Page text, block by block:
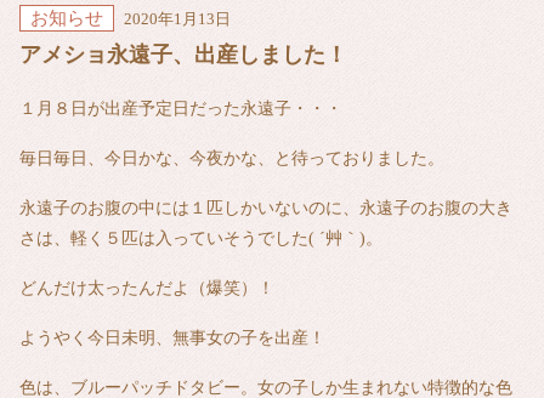
お知らせ 2020年1月13日
アメショ永遠子、出産しました！
１月８日が出産予定日だった永遠子・・・
毎日毎日、今日かな、今夜かな、と待っておりました。
永遠子のお腹の中には１匹しかいないのに、永遠子のお腹の大き
さは、軽く５匹は入っていそうでした( ´艸｀)。
どんだけ太ったんだよ（爆笑）！
ようやく今日未明、無事女の子を出産！
色は、ブルーパッチドタビー。女の子しか生まれない特徴的な色